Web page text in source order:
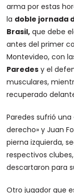
arma por estas
la doble jornada
Brasil, que debe
antes del primer
Montevideo, con
Paredes y el
musculares,
recuperado
Paredes sufrió
derecho» y Juan
pierna izquierda,
respectivos
descartaron para
Otro jugador que